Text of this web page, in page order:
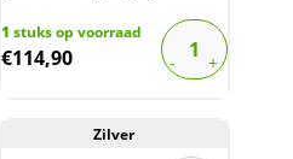
1 stuks op voorraad
€114,90
Zilver